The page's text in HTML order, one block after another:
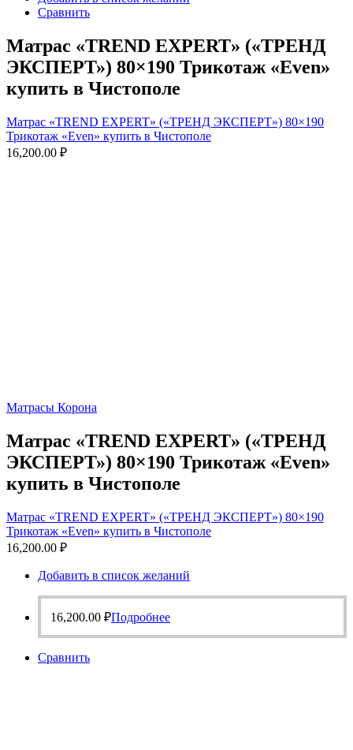
Сравнить
Матрас «TREND EXPERT» («ТРЕНД
ЭКСПЕРТ») 80×190 Трикотаж «Even»
купить в Чистополе
Матрас «TREND EXPERT» («ТРЕНД ЭКСПЕРТ») 80×190
Трикотаж «Even» купить в Чистополе
16,200.00 ₽
Матрасы Корона
Матрас «TREND EXPERT» («ТРЕНД
ЭКСПЕРТ») 80×190 Трикотаж «Even»
купить в Чистополе
Матрас «TREND EXPERT» («ТРЕНД ЭКСПЕРТ») 80×190
Трикотаж «Even» купить в Чистополе
16,200.00 ₽
Добавить в список желаний
16,200.00 ₽Подробнее
Сравнить